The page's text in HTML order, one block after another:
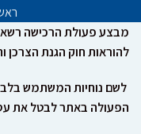
מבצע פעולת הרכישה
להוראות חוק הגנת הצרכן
לשם נוחיות המשתמש
הפעולה באתר לבטל את